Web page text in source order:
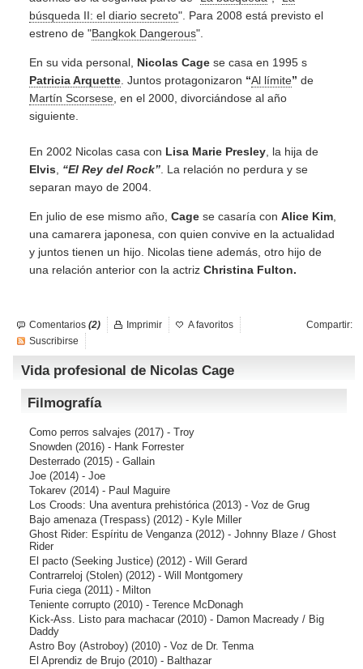
búsqueda II: el diario secreto". Para 2008 está previsto el
estreno de "Bangkok Dangerous".
En su vida personal, Nicolas Cage se casa en 1995 s
Patricia Arquette . Juntos protagonizaron “Al límite” de
Martín Scorsese , en el 2000, divorciándose al año
siguiente.
En 2002 Nicolas casa con Lisa Marie Presley , la hija de
Elvis
“El Rey del Rock” . La relación no perdura y se
separan mayo de 2004.
En julio de ese mismo año, Cage se casaría con Alice Kim
una camarera japonesa, con quien convive en la actualidad
y juntos tienen un hijo. Nicolas tiene además, otro hijo de
una relación anterior con la actriz Christina Fulton.
Comentarios (2) Compartir:
Imprimir
A favoritos
Suscribirse
Vida profesional de Nicolas Cage
Filmografía
Como perros salvajes (2017) - Troy
Snowden (2016) - Hank Forrester
Desterrado (2015) - Gallain
Joe (2014) - Joe
Tokarev (2014) - Paul Maguire
Los Croods: Una aventura prehistórica(2013) - Voz de Grug
Bajo amenaza (Trespass) (2012) - Kyle Miller
Ghost Rider: Espíritu de Venganza(2012) - Johnny Blaze / Ghost
Rider
El pacto (Seeking Justice) (2012) - Will Gerard
Contrarreloj (Stolen) (2012) - Will Montgomery
Furia ciega(2011) - Milton
Teniente corrupto (2010) - Terence McDonagh
Kick-Ass. Listo para machacar (2010) - Damon Macready / Big
Daddy
Astro Boy (Astroboy) (2010) - Voz de Dr. Tenma
El Aprendiz de Brujo (2010) - Balthazar